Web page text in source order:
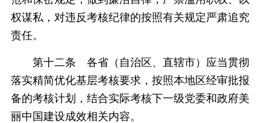
权谋私，对违反考核纪律的按照有关规定严肃追究
责任。
第十二条 各省（自治区、直辖市）应当贯彻
落实精简优化基层考核要求，按照本地区经审批报
备的考核计划，结合实际考核下一级党委和政府美
丽中国建设成效相关内容。